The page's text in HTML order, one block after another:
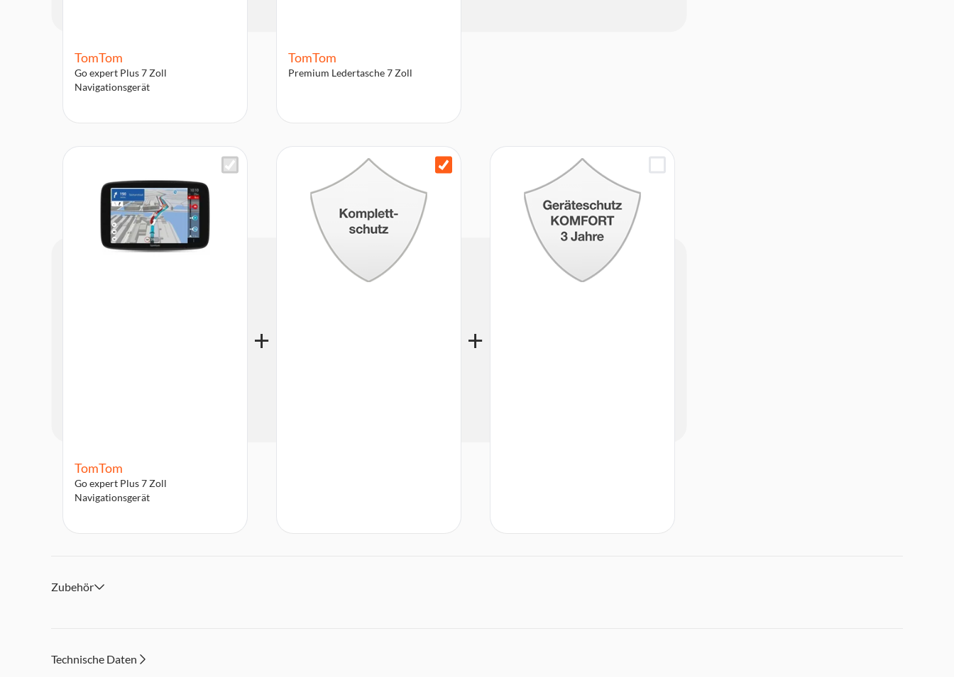
TomTom
Go expert Plus 7 Zoll
Navigationsgerät
TomTom
Premium Ledertasche 7 Zoll
TomTom
Go expert Plus 7 Zoll
Navigationsgerät
Zubehör
Technische Daten